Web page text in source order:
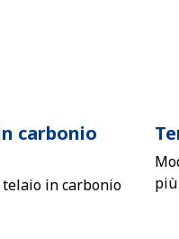
carbonio
in carbonio